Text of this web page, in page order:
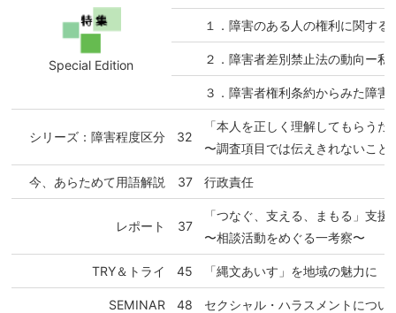
Special Edition
１．障害のある人の権利に関する
２．障害者差別禁止法の動向ー
３．障害者権利条約からみた障害
シリーズ：障害程度区分 32
「本人を正しく理解してもらうた
〜調査項目では伝えきれないこと
今、あらためて用語解説 37 行政責任
レポート 37
「つなぐ、支える、まもる」支
〜相談活動をめぐる一考察〜
TRY＆トライ 45 「縄文あいす」を地域の魅力に
SEMINAR 48 セクシャル・ハラスメントについ